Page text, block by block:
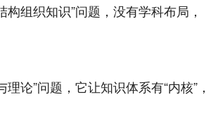
组织知识”问题，没有学科布局，
论”问题，它让知识体系有“内核”，